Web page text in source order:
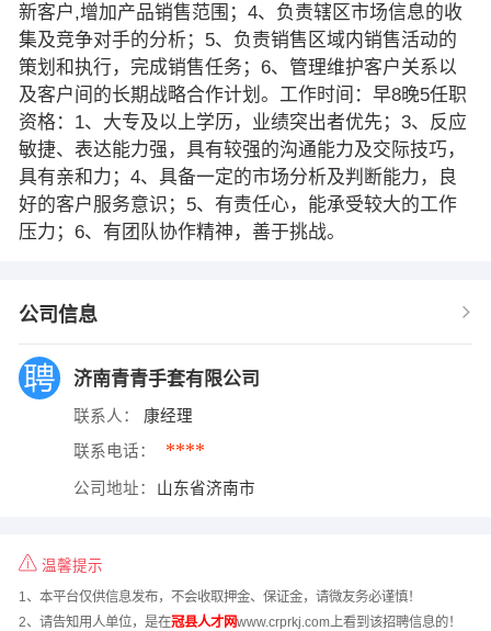
新客户,增加产品销售范围；4、负责辖区市场信息的收
集及竞争对手的分析；5、负责销售区域内销售活动的
策划和执行，完成销售任务；6、管理维护客户关系以
及客户间的长期战略合作计划。工作时间：早8晚5任职
资格：1、大专及以上学历，业绩突出者优先；3、反应
敏捷、表达能力强，具有较强的沟通能力及交际技巧，
具有亲和力；4、具备一定的市场分析及判断能力，良
好的客户服务意识；5、有责任心，能承受较大的工作
压力；6、有团队协作精神，善于挑战。
公司信息
济南青青手套有限公司
联系人： 康经理
联系电话： ****
公司地址： 山东省济南市
温馨提示
1、本平台仅供信息发布，不会收取押金、保证金，请微友务必谨慎！
2、请告知用人单位，是在冠县人才网www.crprkj.com上看到该招聘信息的！